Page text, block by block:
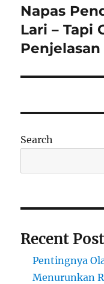
Next
post:
Napas
Lari – Tapi
Search
Recent
Pentingnya
Menurunkan